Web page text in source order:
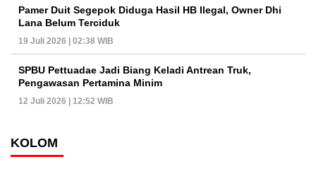
Pamer Duit Segepok Diduga Hasil HB Ilegal, Owner Dhi
Lana Belum Terciduk
19 Juli 2026 | 02:38 WIB
SPBU Pettuadae Jadi Biang Keladi Antrean Truk,
Pengawasan Pertamina Minim
12 Juli 2026 | 12:52 WIB
KOLOM